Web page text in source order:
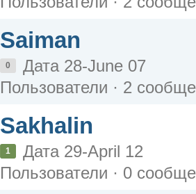
Saiman
0
Дата 28-June 07
Пользователи · 2
Sakhalin
1
Дата 29-April 12
Пользователи · 0